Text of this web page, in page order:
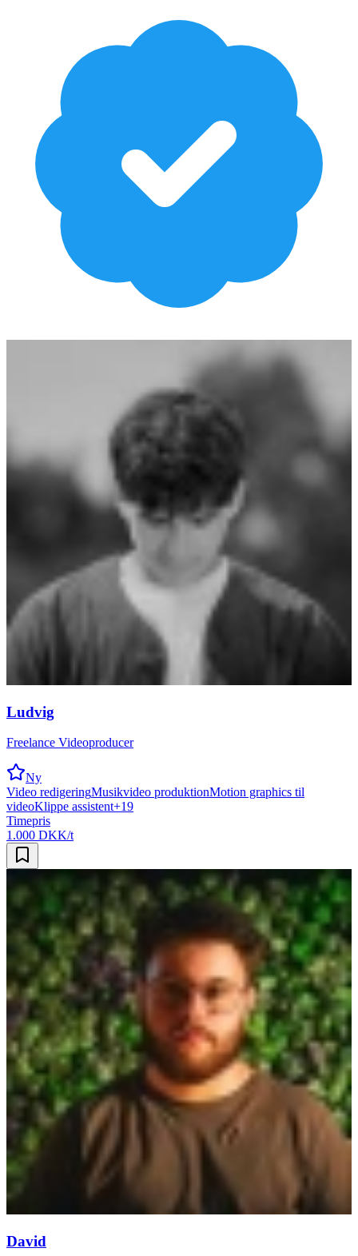
Ludvig
Freelance Videoproducer
Ny
Video redigeringMusikvideo produktionMotion graphics til
videoKlippe assistent+19
Timepris
1.000 DKK/t
David